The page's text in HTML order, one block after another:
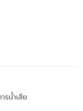
รน้ำเสีย